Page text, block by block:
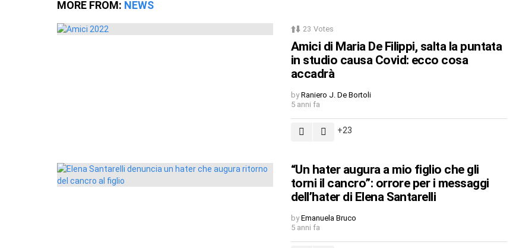
MORE FROM: NEWS
23 Votes
Amici di Maria De Filippi, salta la puntata
in studio causa Covid: ecco cosa
accadrà
by Raniero J. De Bortoli
5 anni fa
23
“Un hater augura a mio figlio che gli
torni il cancro”: orrore per i messaggi
dell’hater di Elena Santarelli
by Emanuela Bruco
5 anni fa